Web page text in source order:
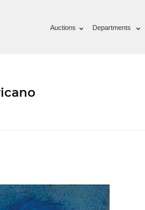
Auctions Departments